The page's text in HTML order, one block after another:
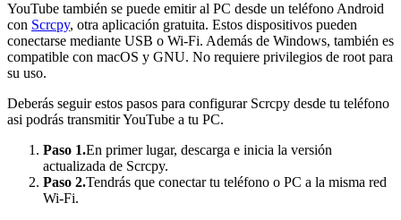
YouTube también se puede emitir al PC desde un teléfono Android
con Scrcpy, otra aplicación gratuita. Estos dispositivos pueden
conectarse mediante USB o Wi-Fi. Además de Windows, también es
compatible con macOS y GNU. No requiere privilegios de root para
su uso.
Deberás seguir estos pasos para configurar Scrcpy desde tu teléfono
asi podrás transmitir YouTube a tu PC.
Paso 1.En primer lugar, descarga e inicia la versión
actualizada de Scrcpy.
Paso 2.Tendrás que conectar tu teléfono o PC a la misma red
Wi-Fi.